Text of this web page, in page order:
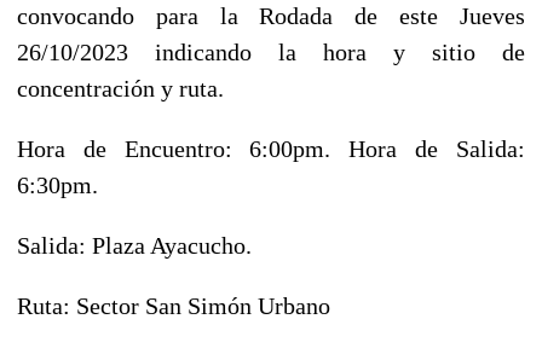
convocando para la Rodada de este Jueves
26/10/2023 indicando la hora y sitio de
concentración y ruta.
Hora de Encuentro: 6:00pm. Hora de Salida:
6:30pm.
Salida: Plaza Ayacucho.
Ruta: Sector San Simón Urbano